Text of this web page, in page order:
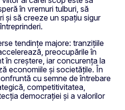
în vremuri tulburi, să
și să creeze un spațiu sigur
tendințe majore: tranzițiile
preocupările în
în creștere, iar concurența la
economiile și societățile. În
cu semne de întrebare
competitivitatea,
democrației și a valorilor